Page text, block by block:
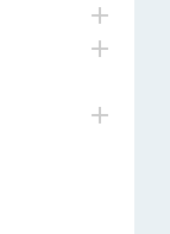


